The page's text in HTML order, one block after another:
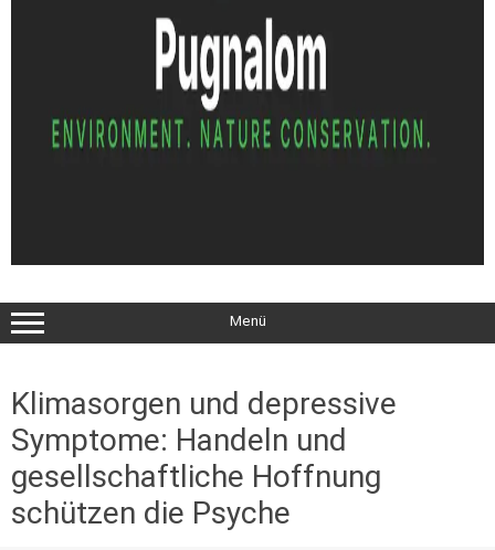
Menü
Klimasorgen und depressive
Symptome: Handeln und
gesellschaftliche Hoffnung
schützen die Psyche